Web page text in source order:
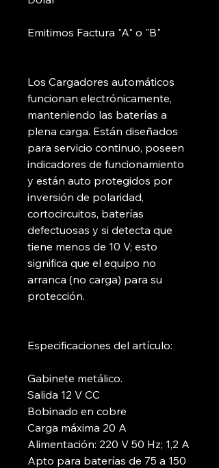
Emitimos Factura "A" o "B"
Los Cargadores automáticos
funcionan electrónicamente,
manteniendo las baterías a
plena carga. Están diseñados
para servicio continuo, poseen
indicadores de funcionamiento
y están auto protegidos por
inversión de polaridad,
cortocircuitos, baterías
defectuosas y si detecta que
tiene menos de 10 V; esto
significa que el equipo no
arranca (no carga) para su
protección.
Especificaciones del artículo:
Gabinete metálico.
Salida 12 V CC
Bobinado en cobre
Carga máxima 20 A
Alimentación: 220 V 50 Hz; 1,2 A
Apto para baterías de 75 a 150